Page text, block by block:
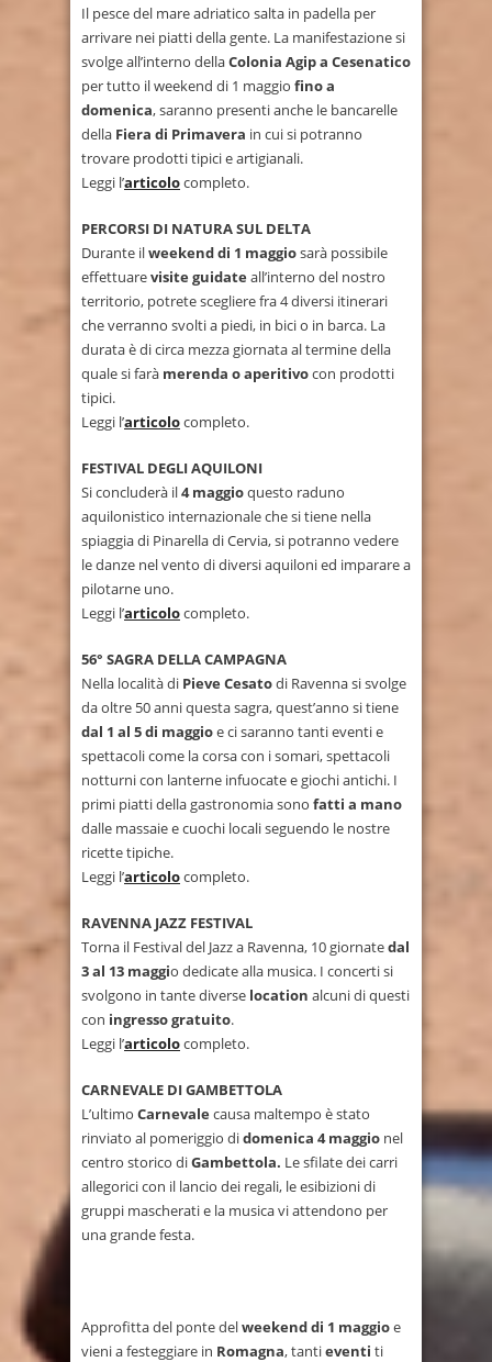
Il pesce del mare adriatico salta in padella per
arrivare nei piatti della gente. La manifestazione si
svolge all’interno dellaColonia Agip a Cesenatico
per tutto il weekend di 1 maggio fino a
domenica, saranno presenti anche le bancarelle
della Fiera di Primavera in cui si potranno
trovare prodotti tipici e artigianali.
Leggi l’articolocompleto.
PERCORSI DI NATURA SUL DELTA
Durante ilweekend di 1 maggiosarà possibile
effettuarevisite guidate all’interno del nostro
territorio, potrete scegliere fra 4 diversi itinerari
che verranno svolti a piedi, in bici o in barca. La
durata è di circa mezza giornata al termine della
quale si farà merenda o aperitivocon prodotti
tipici.
Leggi l’articolocompleto.
FESTIVAL DEGLI AQUILONI
Si concluderà il4 maggioquesto raduno
aquilonistico internazionale che si tiene nella
spiaggia di Pinarella di Cervia, si potranno vedere
le danze nel vento di diversi aquiloni ed imparare a
pilotarne uno.
Leggi l’articolocompleto.
56° SAGRA DELLA CAMPAGNA
Nella località di Pieve Cesatodi Ravenna si svolge
da oltre 50 anni questa sagra, quest’anno si tiene
dal 1 al 5 di maggioe ci saranno tanti eventi e
spettacoli come la corsa con i somari, spettacoli
notturni con lanterne infuocate e giochi antichi. I
primi piatti della gastronomia sono fatti a mano
dalle massaie e cuochi locali seguendo le nostre
ricette tipiche.
Leggi l’articolocompleto.
RAVENNA JAZZ FESTIVAL
Torna il Festival del Jazz a Ravenna, 10 giornatedal
3 al 13 maggio dedicate alla musica. I concerti si
svolgono in tante diverse location alcuni di questi
con ingresso gratuito.
Leggi l’articolocompleto.
CARNEVALE DI GAMBETTOLA
L’ultimo Carnevale causa maltempo è stato
rinviato al pomeriggio didomenica 4 maggio nel
centro storico diGambettola. Le sfilate dei carri
allegorici con il lancio dei regali, le esibizioni di
gruppi mascherati e la musica vi attendono per
una grande festa.
Approfitta del ponte delweekend di 1 maggioe
vieni a festeggiare in Romagna, tantieventi ti